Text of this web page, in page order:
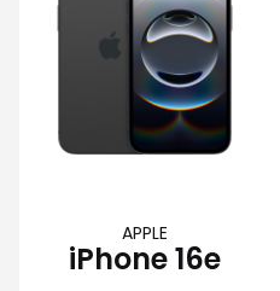
APPLE
iPhone 16e